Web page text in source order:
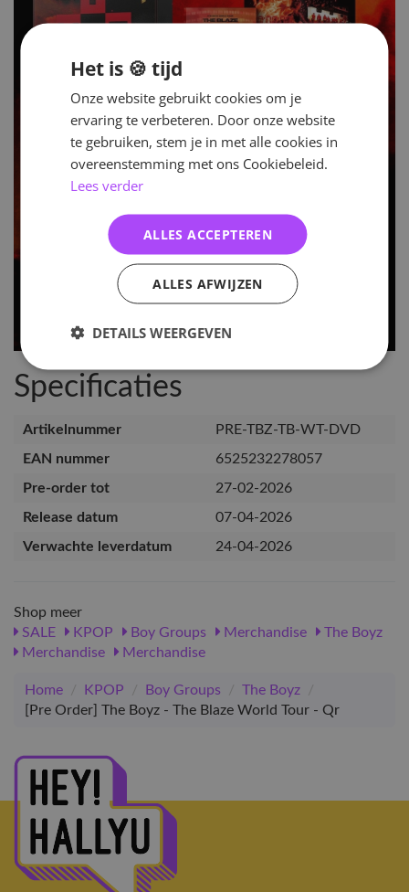
Specificaties
Artikelnummer
PRE-TBZ-TB-WT-DVD
EAN nummer
6525232278057
Pre-order tot
27-02-2026
Release datum
07-04-2026
Verwachte leverdatum
24-04-2026
Shop meer
SALE
KPOP Boy Groups Merchandise
The Boyz
Merchandise
Merchandise
Home / KPOP / Boy Groups / The Boyz
/
[Pre Order] The Boyz - The Blaze World Tour - Qr
Het is 🍪 tijd
Onze website gebruikt cookies om je
ervaring te verbeteren. Door onze website
te gebruiken, stem je in met alle cookies in
overeenstemming met ons Cookiebeleid.
Lees verder
ALLES ACCEPTEREN
ALLES AFWIJZEN
DETAILS WEERGEVEN